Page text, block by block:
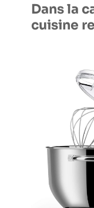
Dans la
cuisine